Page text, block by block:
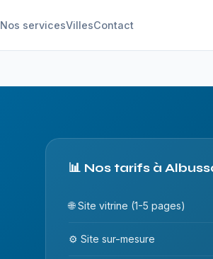
Nos servicesVillesContact
📊 Nos tarifs à
🌐 Site vitrine (1-5 pages)
⚙️ Site sur-mesure